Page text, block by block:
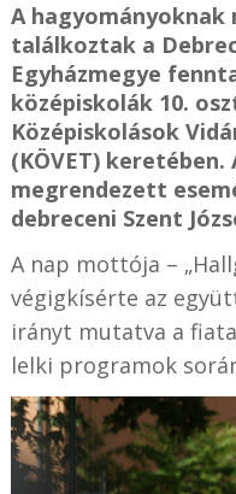
A hagyományoknak
találkoztak a
Egyházmegye
középiskolák 10.
Középiskolások
(KÖVET) keretében.
megrendezett
debreceni Szent
A nap mottója –
végigkísérte az
irányt mutatva a
lelki programok